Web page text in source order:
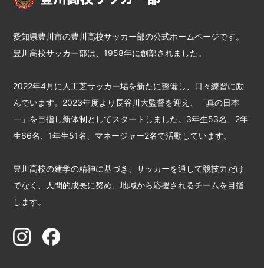
愛知県豊川市の豊川高校サッカー部の公式ホームページです。
豊川高校サッカー部は、1958年に創部されました。
2022年4月に人工芝サッカー場を新たに整備し、日々練習に励
んでいます。2023年度より長谷川大監督を迎え、「真の日本
一」を目指し新体制としてスタートしました。3年生53名、2年
生66名、1年生51名、マネージャー2名で活動しています。
豊川高校の建学の精神に基づき、サッカーを通して競技力だけ
でなく、人間的成長に努め、地域から応援されるチームを目指
します。